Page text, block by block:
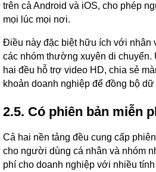
trên cả Android và iOS, cho phép
mọi lúc mọi nơi.
Điều này đặc biệt hữu ích với nhân
các nhóm thường xuyên di chuyển.
hai đều hỗ trợ video HD, chia sẻ
khoản doanh nghiệp để đồng bộ
2.5. Có phiên bản miễn
Cả hai nền tảng đều cung cấp
cho người dùng cá nhân và nhóm
phí cho doanh nghiệp với nhiều